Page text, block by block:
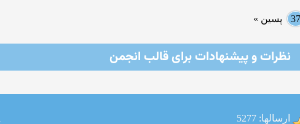
37 پسین »
نظرات و پیشنهادات برای قالب انجمن
ارسالها: 5277